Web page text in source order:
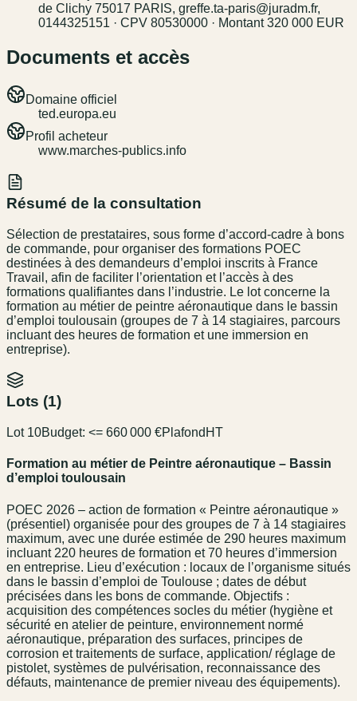
de Clichy 75017 PARIS, greffe.ta-paris@juradm.fr,
0144325151 · CPV 80530000 · Montant 320 000 EUR
Documents et accès
Domaine officiel
ted.europa.eu
Profil acheteur
www.marches-publics.info
Résumé de la consultation
Sélection de prestataires, sous forme d’accord-cadre à bons
de commande, pour organiser des formations POEC
destinées à des demandeurs d’emploi inscrits à France
Travail, afin de faciliter l’orientation et l’accès à des
formations qualifiantes dans l’industrie. Le lot concerne la
formation au métier de peintre aéronautique dans le bassin
d’emploi toulousain (groupes de 7 à 14 stagiaires, parcours
incluant des heures de formation et une immersion en
entreprise).
Lots (1)
Lot 10Budget: <= 660 000 €Plafond HT
Formation au métier de Peintre aéronautique – Bassin
d’emploi toulousain
POEC 2026 – action de formation « Peintre aéronautique »
(présentiel) organisée pour des groupes de 7 à 14 stagiaires
maximum, avec une durée estimée de 290 heures maximum
incluant 220 heures de formation et 70 heures d’immersion
en entreprise. Lieu d’exécution : locaux de l’organisme situés
dans le bassin d’emploi de Toulouse ; dates de début
précisées dans les bons de commande. Objectifs :
acquisition des compétences socles du métier (hygiène et
sécurité en atelier de peinture, environnement normé
aéronautique, préparation des surfaces, principes de
corrosion et traitements de surface, application/ réglage de
pistolet, systèmes de pulvérisation, reconnaissance des
défauts, maintenance de premier niveau des équipements).